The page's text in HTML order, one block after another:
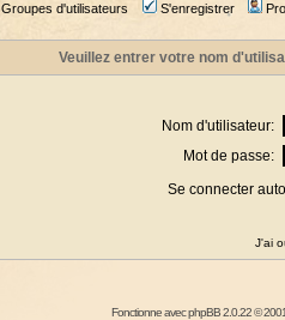
Groupes d'utilisateurs S'enregistrer
Veuillez entrer votre nom
Nom d'utilisateur:
Mot de passe:
Se connecter
J'ai
Fonctionne avecphpBB2.0.22 ©